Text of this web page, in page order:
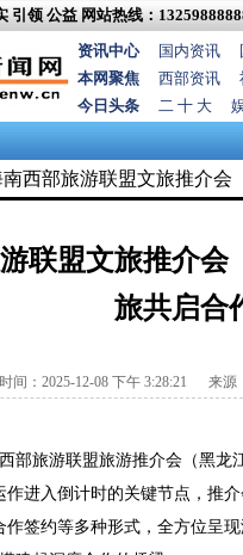
引领 公益 网站热线：
资讯中心
国内资讯
本网聚焦
西部资讯
今日头条
二 十 大
南西部旅游联盟文旅推介会
联盟文旅推介会
旅共启合
间：2025-12-08 下午 3:28:21 来源
部旅游联盟旅游推介会（黑
进入倒计时的关键节点，推
作签约等多种形式，全方位呈